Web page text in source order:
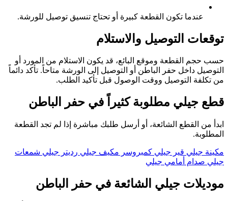
عندما تكون القطعة كبيرة أو تحتاج تنسيق توصيل للورشة.
توقعات التوصيل والاستلام
حسب حجم القطعة وموقع البائع، قد يكون الاستلام من المورد أو
التوصيل داخل حفر الباطن أو التوصيل إلى الورشة متاحاً. تأكد دائماً
من تكلفة التوصيل ووقت الوصول قبل تأكيد الطلب.
قطع جيلي مطلوبة كثيراً في حفر الباطن
ابدأ من القطع الشائعة، أو أرسل طلبك مباشرة إذا لم تجد القطعة
المطلوبة.
مكينة جيلي قير جيلي كمبروسر مكيف جيلي رديتر جيلي شمعات
جيلي صدام أمامي جيلي
موديلات جيلي الشائعة في حفر الباطن